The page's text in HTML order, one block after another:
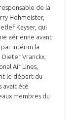
de la
Hohmeister,
Kayser, qui
aérienne avant
par intérim la
Vranckx,
Air Lines,
le départ du
avait été
membres du